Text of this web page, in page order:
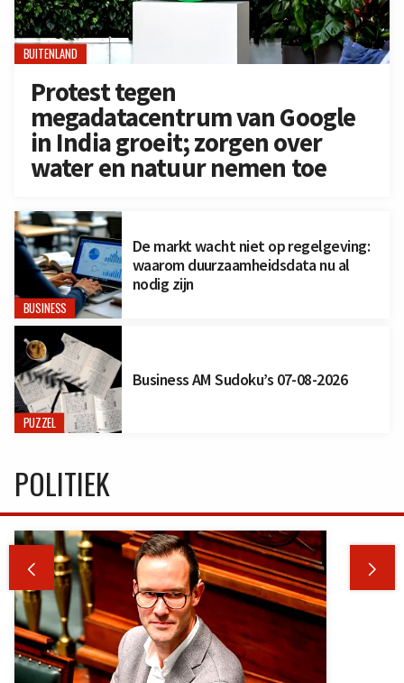
BUITENLAND
Protest tegen
megadatacentrum van Google
in India groeit; zorgen over
water en natuur nemen toe
BUSINESS
De markt wacht niet op regelgeving:
waarom duurzaamheidsdata nu al
nodig zijn
PUZZEL
Business AM Sudoku’s 07-08-2026
POLITIEK
 